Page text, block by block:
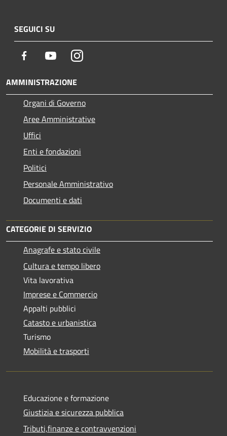
SEGUICI SU
Facebook YoutubeInstagram
AMMINISTRAZIONE
Organi di Governo
Aree Amministrative
Uffici
Enti e fondazioni
Politici
Personale Amministrativo
Documenti e dati
CATEGORIE DI SERVIZIO
Anagrafe e stato civile
Cultura e tempo libero
Vita lavorativa
Imprese e Commercio
Appalti pubblici
Catasto e urbanistica
Turismo
Mobilità e trasporti
Educazione e formazione
Giustizia e sicurezza pubblica
Tributi,finanze e contravvenzioni